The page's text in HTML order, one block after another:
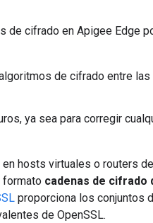
de cifrado en Apigee Edge
de cifrado entre
ya sea para corregir
hosts virtuales o routers
formato cadenas de cifrado
proporciona los conjuntos
de OpenSSL.